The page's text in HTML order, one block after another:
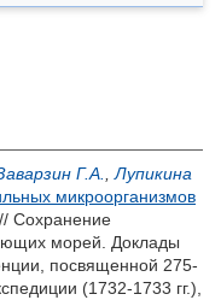
Г.А.
Лупикина
микроорганизмов
// Сохранение
морей. Доклады
посвященной 275-
(1732-1733 гг.),